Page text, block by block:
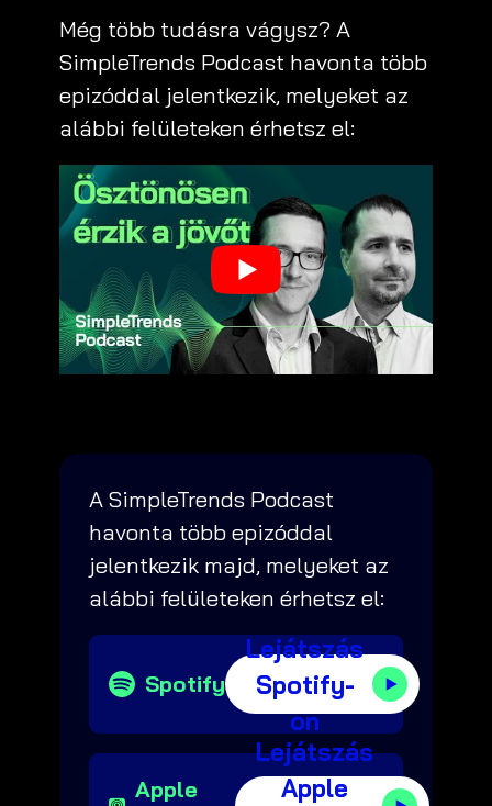
Még több tudásra vágysz? A
SimpleTrends Podcast havonta több
epizóddal jelentkezik, melyeket az
alábbi felületeken érhetsz el:
A SimpleTrends Podcast
havonta több epizóddal
jelentkezik majd, melyeket az
alábbi felületeken érhetsz el:
Spotify
Lejátszás
Spotify-
on
Apple
Lejátszás
Apple